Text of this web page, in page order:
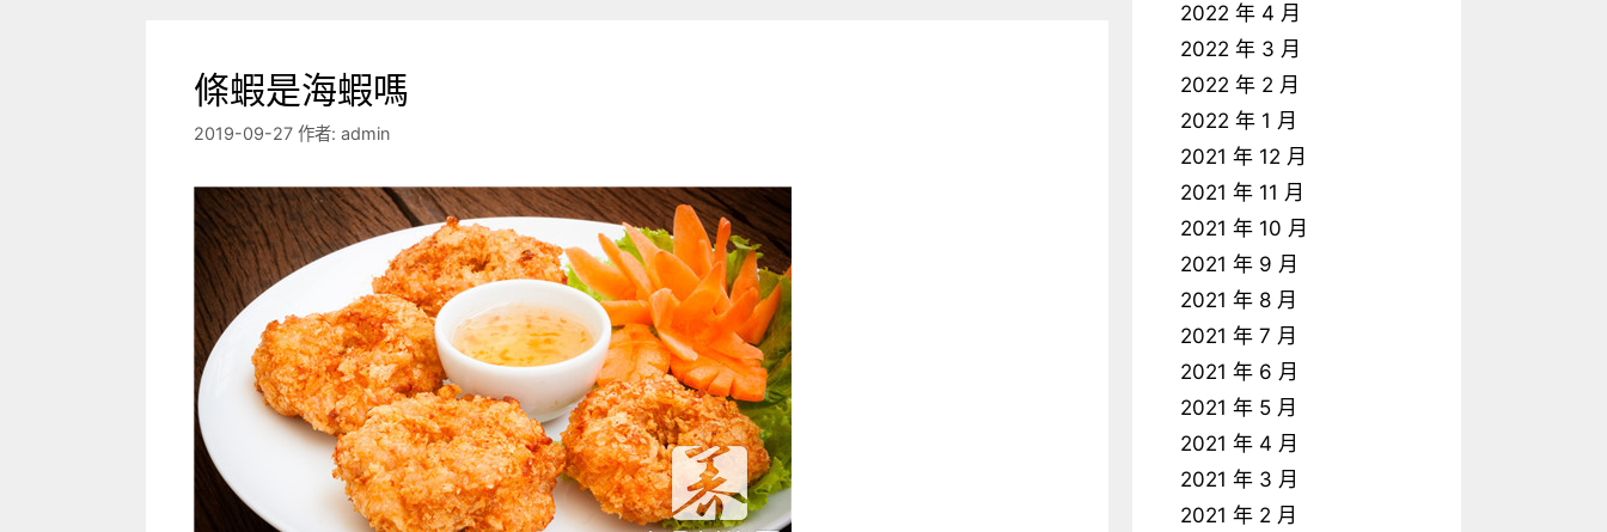
條蝦是海蝦嗎
2019-09-27 作者: admin
2022 年 4 月
2022 年 3 月
2022 年 2 月
2022 年 1 月
2021 年 12 月
2021 年 11 月
2021 年 10 月
2021 年 9 月
2021 年 8 月
2021 年 7 月
2021 年 6 月
2021 年 5 月
2021 年 4 月
2021 年 3 月
2021 年 2 月